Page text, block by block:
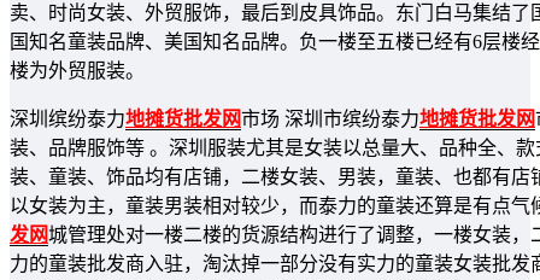
卖、时尚女装、外贸服饰，最后到皮具饰品。东门白马集结
国知名童装品牌、美国知名品牌。负一楼至五楼已经有6层楼
楼为外贸服装。
深圳缤纷泰力地摊货批发网市场 深圳市缤纷泰力地摊货批发网
装、品牌服饰等 。深圳服装尤其是女装以总量大、品种全、
装、童装、饰品均有店铺，二楼女装、男装，童装、也都有
以女装为主，童装男装相对较少，而泰力的童装还算是有点
发网城管理处对一楼二楼的货源结构进行了调整，一楼女装
力的童装批发商入驻，淘汰掉一部分没有实力的童装女装批发